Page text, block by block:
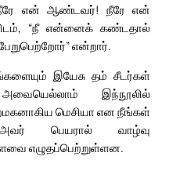
என் ஆண்டவர்! நீரே என்
“நீ என்னைக் கண்டதால்
என்றார்.
இயேசு தம் சீடர்கள்
இந்நூலில்
மெசியா என நீங்கள்
அவர் பெயரால் வாழ்வு
எழுதப்பெற்றுள்ளன.